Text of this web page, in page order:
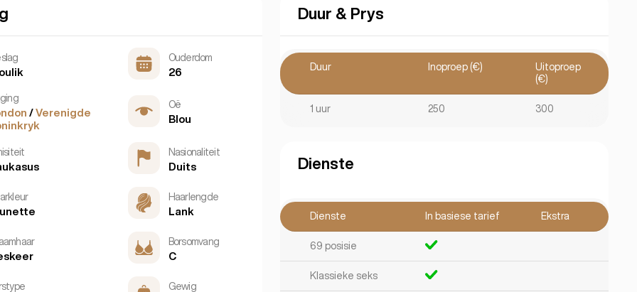
Ouderdom
26
/ Verenigde
Oë
Blou
Nasionaliteit
Duits
Haarlengde
Lank
Borsomvang
C
Gewig
Duur & Prys
Duur Inoproep (€)
Uitoproep
(€)
1 uur 250 300
Dienste
Dienste In basiese tarief Ekstra
69 posisie
Klassieke seks